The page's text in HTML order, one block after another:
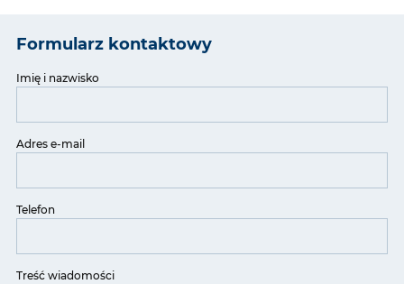
Formularz kontaktowy
Imię i nazwisko
Adres e-mail
Telefon
Treść wiadomości